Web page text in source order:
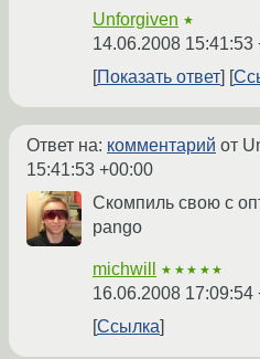
Unforgiven ★
14.06.2008 15:41:53
Показать ответ
Ответ на: комментарий от
15:41:53 +00:00
Скомпиль свою с
pango
michwill ★★★★★
16.06.2008 17:09:54
Ссылка